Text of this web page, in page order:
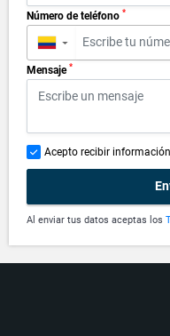
Número de teléfono *
▼
Mensaje *
Acepto recibir
Al enviar tus datos aceptas los